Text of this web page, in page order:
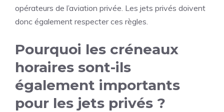
opérateurs de l’aviation privée. Les jets privés doivent
donc également respecter ces règles.
Pourquoi les créneaux
horaires sont-ils
également importants
pour les jets privés ?